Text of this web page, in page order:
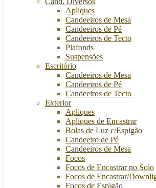
Apliques
Candeeiros de Mesa
Candeeiros de Pé
Candeeiros de Tecto
Plafonds
Suspensões
Escritório
Candeeiros de Mesa
Candeeiros de Pé
Candeeiros de Tecto
Exterior
Apliques
Apliques de Encastrar
Bolas de Luz c/Espigão
Candeeiro de Pé
Candeeiros de Mesa
Focos
Focos de Encastrar no Solo
Focos de Encastrar/
Focos de Espigão